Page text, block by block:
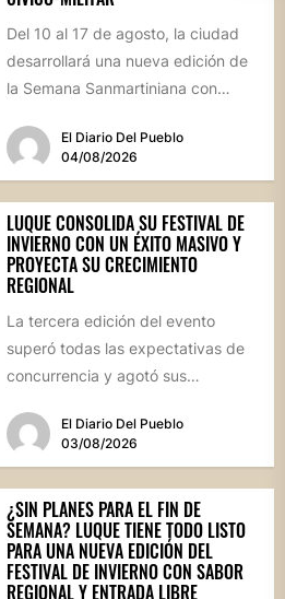
Del 10 al 17 de agosto, la ciudad
desarrollará una nueva edición de
la Semana Sanmartiniana con
El Diario Del Pueblo
04/08/2026
LUQUE CONSOLIDA SU FESTIVAL DE
INVIERNO CON UN ÉXITO MASIVO Y
PROYECTA SU CRECIMIENTO
REGIONAL
La tercera edición del evento
superó todas las expectativas de
concurrencia y agotó sus
marco, el...El Diario Del Pueblo
03/08/2026
¿SIN PLANES PARA EL FIN DE
SEMANA? LUQUE TIENE TODO LISTO
PARA UNA NUEVA EDICIÓN DEL
FESTIVAL DE INVIERNO CON SABOR
REGIONAL Y ENTRADA LIBRE